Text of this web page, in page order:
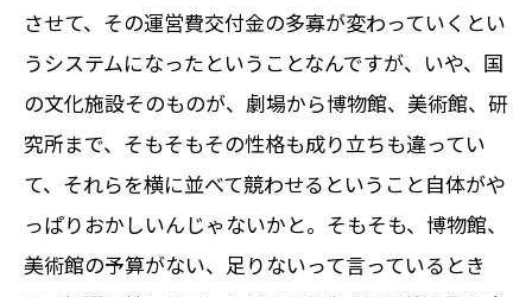
させて、その運営費交付金の多寡が変わっていくとい
うシステムになったということなんですが、いや、国
の文化施設そのものが、劇場から博物館、美術館、研
究所まで、そもそもその性格も成り立ちも違ってい
て、それらを横に並べて競わせるということ自体がや
っぱりおかしいんじゃないかと。そもそも、博物館、
美術館の予算がない、足りないって言っているとき